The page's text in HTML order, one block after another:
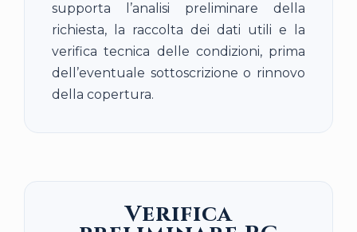
supporta l’analisi preliminare della
richiesta, la raccolta dei dati utili e la
verifica tecnica delle condizioni, prima
dell’eventuale sottoscrizione o rinnovo
della copertura.
Verifica